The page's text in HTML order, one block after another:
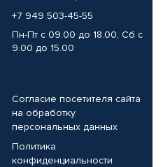
+7 949 503-45-55
Пн-Пт с 09.00 до 18.00, Сб с
9.00 до 15.00
Согласие посетителя сайта
на обработку
персональных данных
Политика
конфиденциальности